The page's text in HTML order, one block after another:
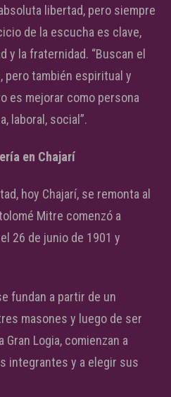
libertad, pero siempre
de la escucha es clave,
y la fraternidad. “Buscan el
pero también espiritual y
es mejorar como persona
laboral, social”.
en Chajarí
hoy Chajarí, se remonta al
Mitre comenzó a
26 de junio de 1901 y
fundan a partir de un
masones y luego de ser
Gran Logia, comienzan a
integrantes y a elegir sus